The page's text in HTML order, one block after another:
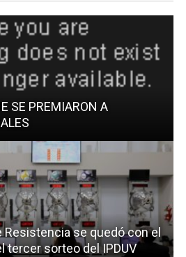
SE PREMIARON A
Resistencia se quedó con el
tercer sorteo del IPDUV